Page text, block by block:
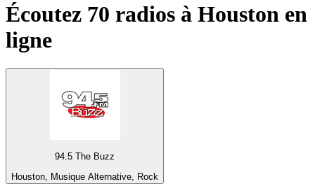
Écoutez 70 radios à Houston en
ligne
94.5 The Buzz
Houston, Musique Alternative, Rock